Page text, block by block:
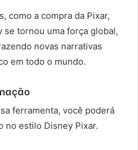
como a compra da Pixar,
se tornou uma força global,
novas narrativas
em todo o mundo.
ferramenta, você poderá
no estilo Disney Pixar.